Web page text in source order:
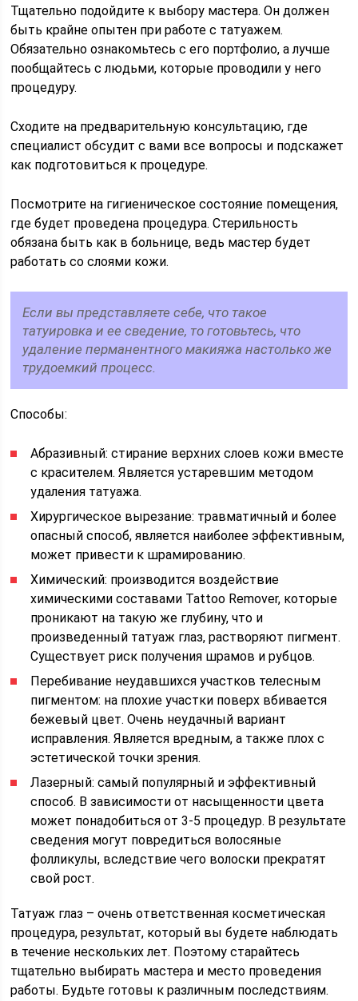
Тщательно подойдите к выбору мастера. Он должен
быть крайне опытен при работе с татуажем.
Обязательно ознакомьтесь с его портфолио, а лучше
пообщайтесь с людьми, которые проводили у него
процедуру.
Сходите на предварительную консультацию, где
специалист обсудит с вами все вопросы и подскажет
как подготовиться к процедуре.
Посмотрите на гигиеническое состояние помещения,
где будет проведена процедура. Стерильность
обязана быть как в больнице, ведь мастер будет
работать со слоями кожи.
Если вы представляете себе, что такое
татуировка и ее сведение, то готовьтесь, что
удаление перманентного макияжа настолько же
трудоемкий процесс.
Способы:
Абразивный: стирание верхних слоев кожи вместе
с красителем. Является устаревшим методом
удаления татуажа.
Хирургическое вырезание: травматичный и более
опасный способ, является наиболее эффективным,
может привести к шрамированию.
Химический: производится воздействие
химическими составами Tattoo Remover, которые
проникают на такую же глубину, что и
произведенный татуаж глаз, растворяют пигмент.
Существует риск получения шрамов и рубцов.
Перебивание неудавшихся участков телесным
пигментом: на плохие участки поверх вбивается
бежевый цвет. Очень неудачный вариант
исправления. Является вредным, а также плох с
эстетической точки зрения.
Лазерный: самый популярный и эффективный
способ. В зависимости от насыщенности цвета
может понадобиться от 3-5 процедур. В результате
сведения могут повредиться волосяные
фолликулы, вследствие чего волоски прекратят
свой рост.
Татуаж глаз – очень ответственная косметическая
процедура, результат, который вы будете наблюдать
в течение нескольких лет. Поэтому старайтесь
тщательно выбирать мастера и место проведения
работы. Будьте готовы к различным последствиям.